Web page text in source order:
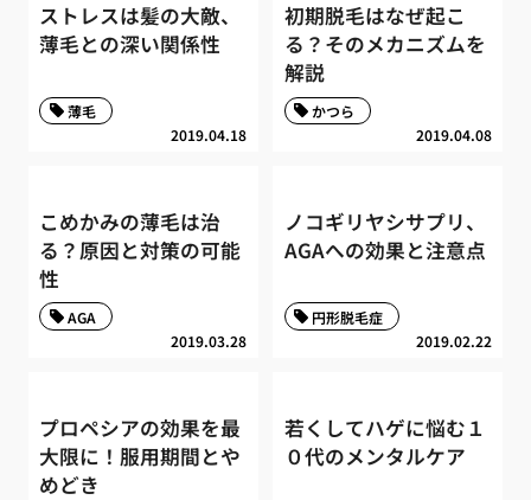
ストレスは髪の大敵、
薄毛との深い関係性
2019.04.18
薄毛
初期脱毛はなぜ起こ
る？そのメカニズムを
解説
2019.04.08
かつら
こめかみの薄毛は治
る？原因と対策の可能
性
2019.03.28
AGA
ノコギリヤシサプリ、
AGAへの効果と注意点
2019.02.22
円形脱毛症
プロペシアの効果を最
大限に！服用期間とや
めどき
若くしてハゲに悩む１
０代のメンタルケア